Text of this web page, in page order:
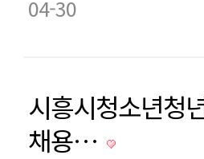
04-30
시흥시청소년청
채용…